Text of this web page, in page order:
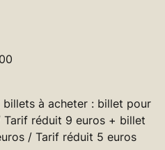
billets à acheter : billet pour
Tarif réduit 9 euros + billet
/ Tarif réduit 5 euros